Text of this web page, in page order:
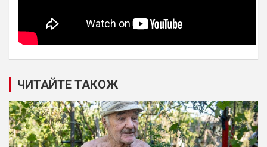
ЧИТАЙТЕ ТАКОЖ